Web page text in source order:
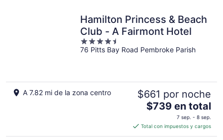
Hamilton Princess & Beach
Club - A Fairmont Hotel
4.5
out
76 Pitts Bay Road Pembroke Parish
A 7.82 mi de la zona centro $661 por noche
El
es
de
$739 en total
7 sep. - 8 sep.
Total con impuestos y cargos